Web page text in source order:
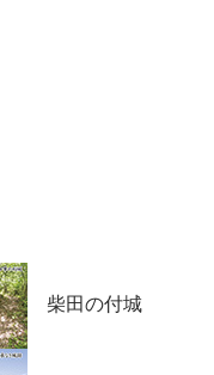
柴田の付城